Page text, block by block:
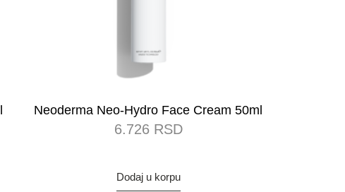
Neoderma Neo-Hydro Face Cream 50ml
6.726 RSD
Dodaj u korpu